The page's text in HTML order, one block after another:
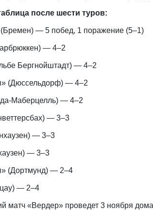
после шести туров:
— 5 побед, 1 поражение (5–1)
— 4–2
Бергнойштадт) — 4–2
(Дюссельдорф) — 4–2
Маберцелль) — 4–2
— 3–3
— 3–3
— 3–3
(Дортмунд) — 2–4
— 2–4
матч «Вердер» проведет 3 ноября дома